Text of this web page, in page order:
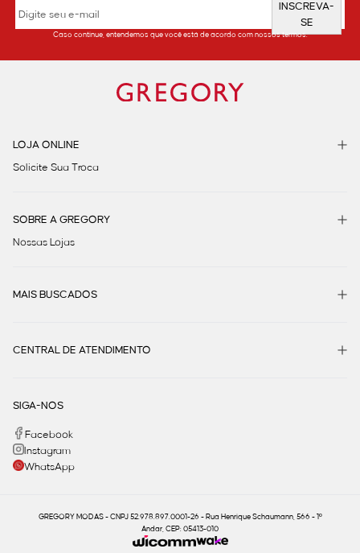
INSCREVA-
SE
Caso continue, entendemos que você está de acordo com nossos termos.
LOJA ONLINE
Solicite Sua Troca
SOBRE A GREGORY
Nossas Lojas
MAIS BUSCADOS
CENTRAL DE ATENDIMENTO
SIGA-NOS
Facebook
Instagram
WhatsApp
GREGORY MODAS - CNPJ 52.978.897.0001-26 - Rua Henrique Schaumann, 566 - 1º
Andar, CEP: 05413-010